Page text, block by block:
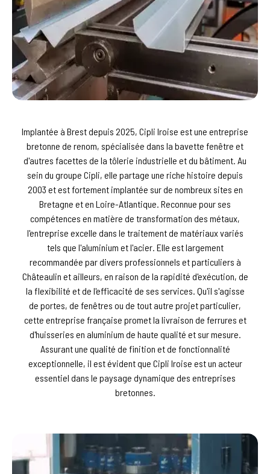
Implantée à Brest depuis 2025, Cipli Iroise est une entreprise
bretonne de renom, spécialisée dans la bavette fenêtre et
d'autres facettes de la tôlerie industrielle et du bâtiment. Au
sein du groupe Cipli, elle partage une riche histoire depuis
2003 et est fortement implantée sur de nombreux sites en
Bretagne et en Loire-Atlantique. Reconnue pour ses
compétences en matière de transformation des métaux,
l'entreprise excelle dans le traitement de matériaux variés
tels que l'aluminium et l'acier. Elle est largement
recommandée par divers professionnels et particuliers à
Châteaulin et ailleurs, en raison de la rapidité d'exécution, de
la flexibilité et de l'efficacité de ses services. Qu'il s'agisse
de portes, de fenêtres ou de tout autre projet particulier,
cette entreprise française promet la livraison de ferrures et
d'huisseries en aluminium de haute qualité et sur mesure.
Assurant une qualité de finition et de fonctionnalité
exceptionnelle, il est évident que Cipli Iroise est un acteur
essentiel dans le paysage dynamique des entreprises
bretonnes.